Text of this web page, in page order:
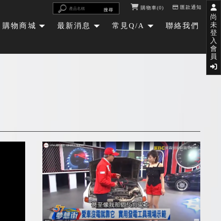
尚
未
登
入
會
員
購物車 0 匯款通知
購物商城 最新消息 常見Q/A 聯絡我們